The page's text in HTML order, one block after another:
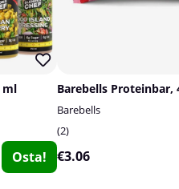
ml
Osta!
Barebells Proteinbar,
Barebells
2
€3.06